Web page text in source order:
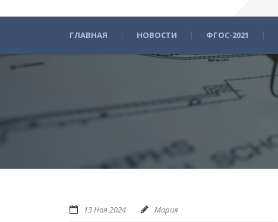
ГЛАВНАЯ НОВОСТИ ФГОС-2021
13 Ноя 2024 Мария